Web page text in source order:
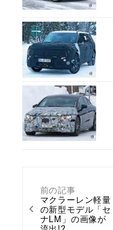
前の記事
マクラーレン軽量
の新型モデル「セ
ナLM」の画像が